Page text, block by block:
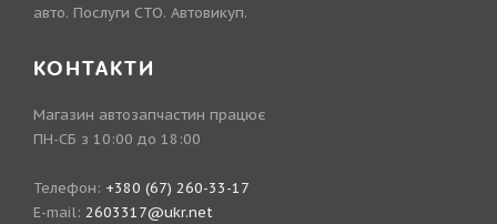
авто. Послуги СТО. Автовикуп.
КОНТАКТИ
Магазин автозапчастин працює
ПН-СБ з 10:00 до 18:00
Телефон: +380 (67) 260-33-17
E-mail: 2603317@ukr.net